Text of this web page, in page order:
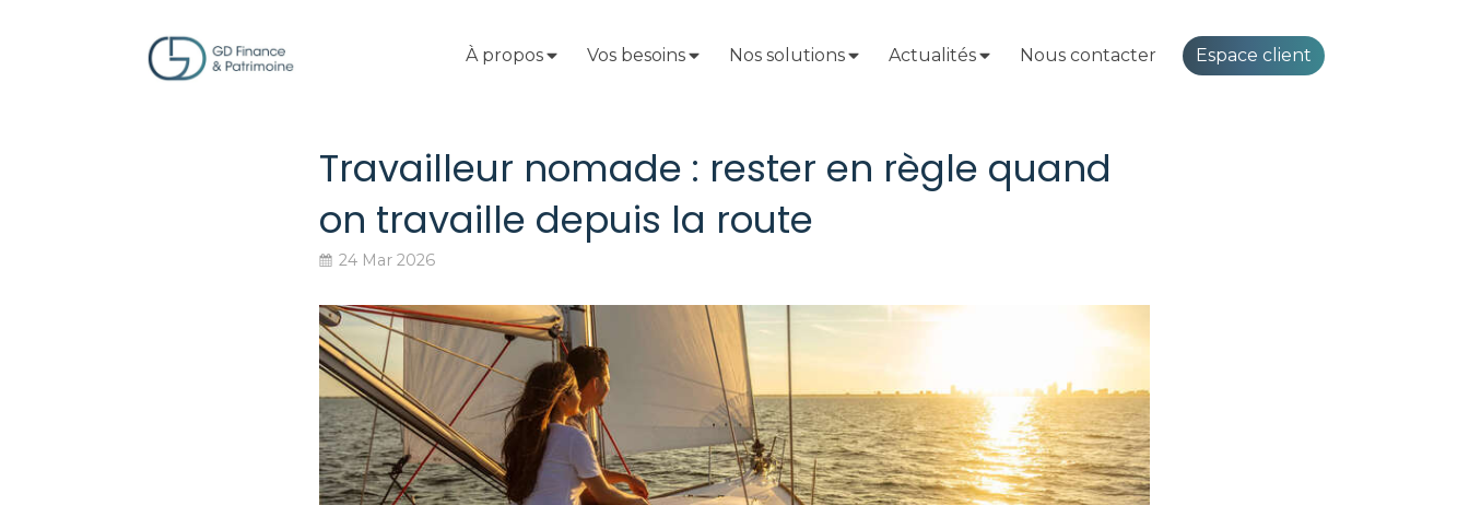
À propos Vos besoins Nos solutions Actualités Nous contacter Espace client
Travailleur nomade : rester en règle quand
on travaille depuis la route
24 Mar 2026